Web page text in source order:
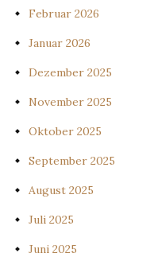
Februar 2026
Januar 2026
Dezember 2025
November 2025
Oktober 2025
September 2025
August 2025
Juli 2025
Juni 2025